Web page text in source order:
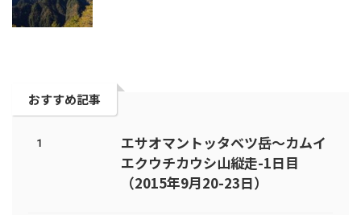
おすすめ記事
1
エサオマントッタベツ岳～カムイ
エクウチカウシ山縦走-1日目
（2015年9月20-23日）